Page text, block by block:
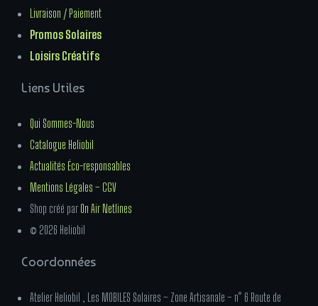
Livraison / Paiement
Promos Solaires
Loisirs Créatifs
Liens Utiles
Qui Sommes-Nous
Catalogue Heliobil
Actualités Éco-responsables
Mentions Légales – CGV
Shop créé par On Air Netlines
© 2026 Heliobil
Coordonnées
Atelier Heliobil , Les MOBILES Solaires – Zone Artisanale – n° 6 Route de